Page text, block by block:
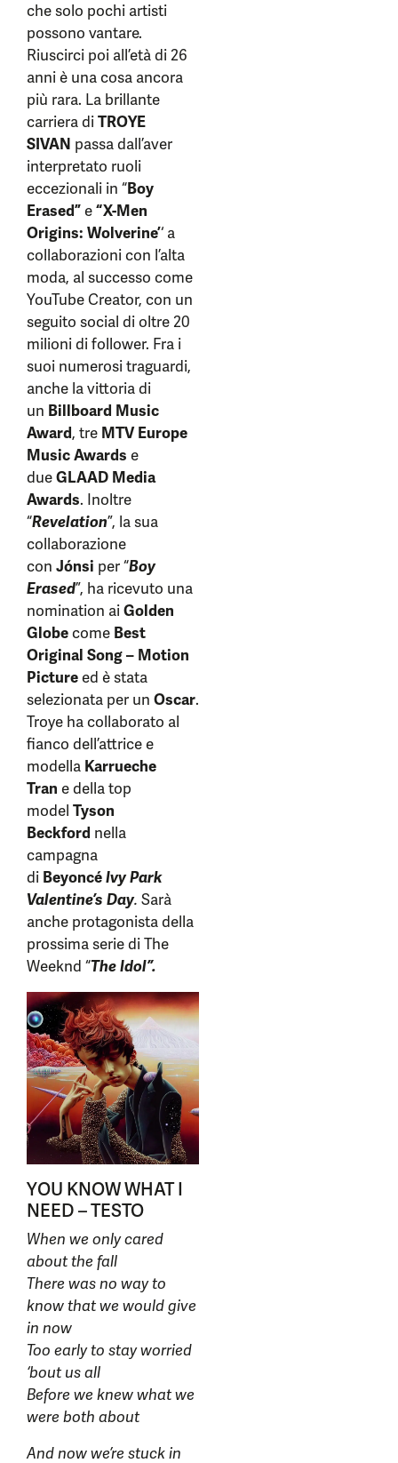
che solo pochi artisti
possono vantare.
Riuscirci poi all’età di 26
anni è una cosa ancora
più rara. La brillante
carriera diTROYE
SIVAN passa dall’aver
interpretato ruoli
eccezionali in “Boy
Erased”e“X-Men
Origins: Wolverine’‘ a
collaborazioni con l’alta
moda, al successo come
YouTube Creator, con un
seguito social di oltre 20
milioni di follower. Fra i
suoi numerosi traguardi,
anche la vittoria di
un Billboard Music
Award, tre MTV Europe
Music Awards e
dueGLAAD Media
Awards. Inoltre
“Revelation”, la sua
collaborazione
con Jónsi per “Boy
Erased”, ha ricevuto una
nomination aiGolden
Globecome Best
Original Song – Motion
Pictureed è stata
selezionata per un Oscar.
Troye ha collaborato al
fianco dell’attrice e
modella Karrueche
Tran e della top
model Tyson
Beckford nella
campagna
di BeyoncéIvy Park
Valentine’s Day. Sarà
anche protagonista della
prossima serie di The
Weeknd “The Idol”.
YOU KNOW WHAT I
NEED – TESTO
When we only cared
about the fall
There was no way to
know that we would give
in now
Too early to stay worried
‘bout us all
Before we knew what we
were both about
And now we’re stuck in